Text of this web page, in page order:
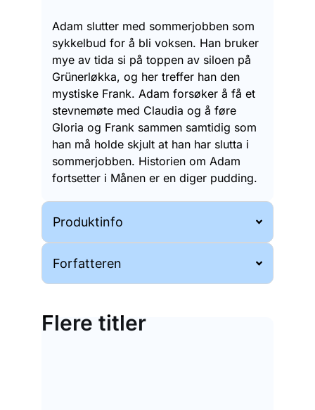
Adam slutter med sommerjobben som
sykkelbud for å bli voksen. Han bruker
mye av tida si på toppen av siloen på
Grünerløkka, og her treffer han den
mystiske Frank. Adam forsøker å få et
stevnemøte med Claudia og å føre
Gloria og Frank sammen samtidig som
han må holde skjult at han har slutta i
sommerjobben. Historien om Adam
fortsetter i Månen er en diger pudding.
Produktinfo
Forfatteren
Flere titler